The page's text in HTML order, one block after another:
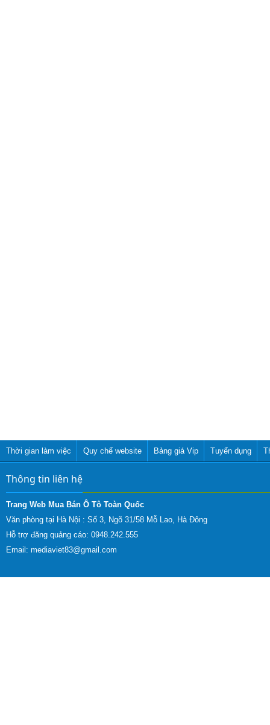
Thời gian làm việc Quy chế website Bảng giá Vip Tuyển dụng
Thông tin liên hệ
Trang Web Mua Bán Ô Tô Toàn Quốc
Văn phòng tại Hà Nội : Số 3, Ngõ 31/58 Mỗ Lao, Hà Đông
Hỗ trợ đăng quảng cáo: 0948.242.555
Email: mediaviet83@gmail.com